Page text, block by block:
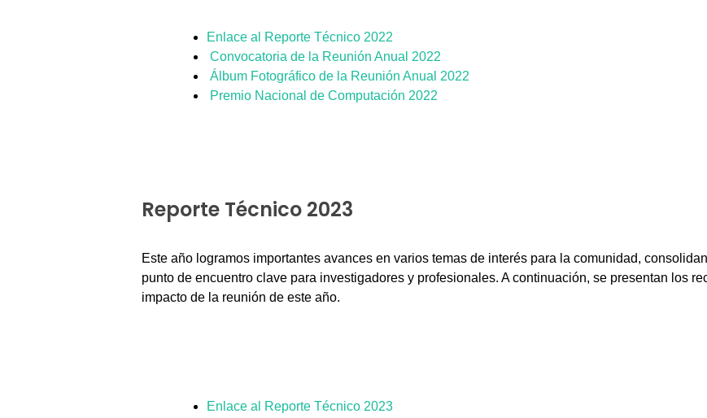
Enlace al Reporte Técnico 2022
Convocatoria de la Reunión Anual 2022
Álbum Fotográfico de la Reunión Anual 2022
Premio Nacional de Computación 2022
Reporte Técnico 2023
Este año logramos importantes avances en varios temas de interés para la comunidad,
punto de encuentro clave para investigadores y profesionales. A continuación, se presentan los
impacto de la reunión de este año.
Enlace al Reporte Técnico 2023